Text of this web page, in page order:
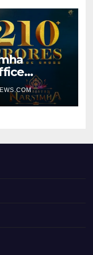
wide